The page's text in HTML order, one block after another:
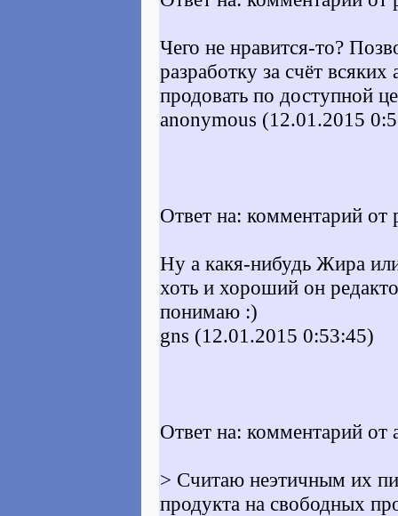
Чего не нравится-то?
разработку за счёт
продовать по доступной
anonymous (12.01.2015
Ответ на: комментарий
Ну а какя-нибудь Жира
хоть и хороший он
понимаю :)
gns (12.01.2015 0:53:45)
Ответ на: комментарий
> Считаю неэтичным их
продукта на свободных